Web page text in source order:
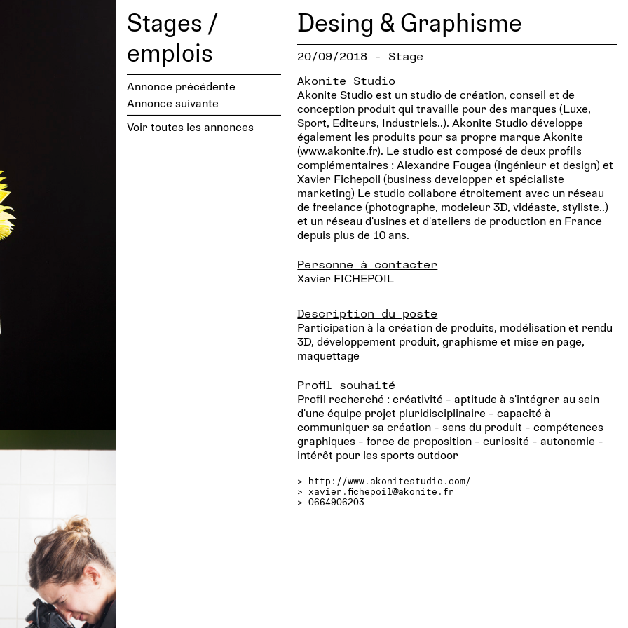
Stages /
emplois
Annonce précédente
Annonce suivante
Voir toutes les annonces
Desing & Graphisme
20/09/2018 - Stage
Akonite Studio
Akonite Studio est un studio de création, conseil et de
conception produit qui travaille pour des marques (Luxe,
Sport, Editeurs, Industriels..). Akonite Studio développe
également les produits pour sa propre marque Akonite
(www.akonite.fr). Le studio est composé de deux profils
complémentaires : Alexandre Fougea (ingénieur et design) et
Xavier Fichepoil (business developper et spécialiste
marketing) Le studio collabore étroitement avec un réseau
de freelance (photographe, modeleur 3D, vidéaste, styliste..)
et un réseau d'usines et d'ateliers de production en France
depuis plus de 10 ans.
Personne à contacter
Xavier FICHEPOIL
Description du poste
Participation à la création de produits, modélisation et rendu
3D, développement produit, graphisme et mise en page,
maquettage
Profil souhaité
Profil recherché : créativité - aptitude à s'intégrer au sein
d'une équipe projet pluridisciplinaire - capacité à
communiquer sa création - sens du produit - compétences
graphiques - force de proposition - curiosité - autonomie -
intérêt pour les sports outdoor
> http://www.akonitestudio.com/
> xavier.fichepoil@akonite.fr
> 0664906203